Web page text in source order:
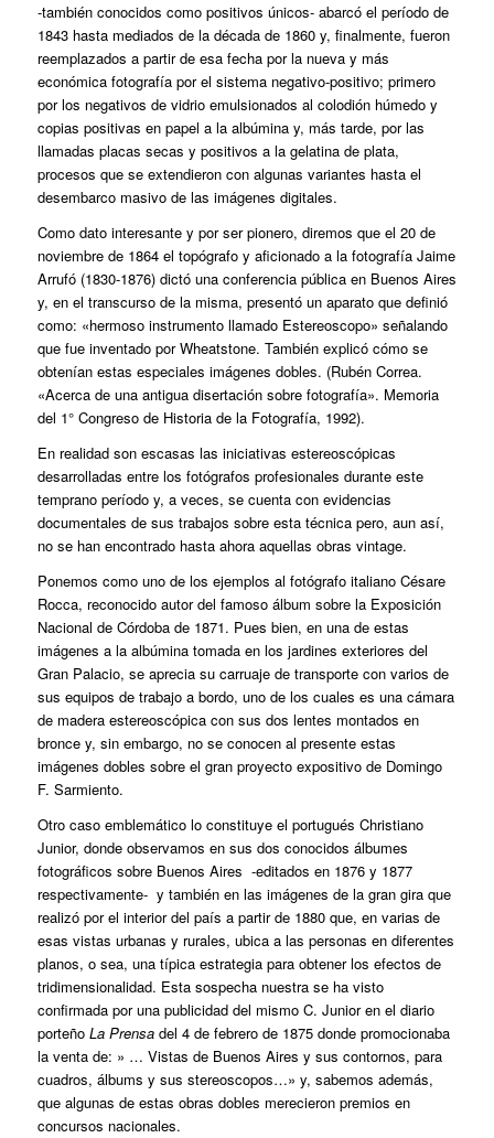
‑también conocidos como positivos únicos‑ abarcó el período de
1843 hasta mediados de la década de 1860 y, finalmente, fueron
reemplazados a partir de esa fecha por la nueva y más
económica fotografía por el sistema negativo-positivo; primero
por los negativos de vidrio emulsionados al colodión húmedo y
copias positivas en papel a la albúmina y, más tarde, por las
llamadas placas secas y positivos a la gelatina de plata,
procesos que se extendieron con algunas variantes hasta el
desembarco masivo de las imágenes digitales.
Como dato interesante y por ser pionero, diremos que el 20 de
noviembre de 1864 el topógrafo y aficionado a la fotografía Jaime
Arrufó (1830-1876) dictó una conferencia pública en Buenos Aires
y, en el transcurso de la misma, presentó un aparato que definió
como: «hermoso instrumento llamado Estereoscopo» señalando
que fue inventado por Wheatstone. También explicó cómo se
obtenían estas especiales imágenes dobles. (Rubén Correa.
«Acerca de una antigua disertación sobre fotografía». Memoria
del 1° Congreso de Historia de la Fotografía, 1992).
En realidad son escasas las iniciativas estereoscópicas
desarrolladas entre los fotógrafos profesionales durante este
temprano período y, a veces, se cuenta con evidencias
documentales de sus trabajos sobre esta técnica pero, aun así,
no se han encontrado hasta ahora aquellas obras vintage.
Ponemos como uno de los ejemplos al fotógrafo italiano Césare
Rocca, reconocido autor del famoso álbum sobre la Exposición
Nacional de Córdoba de 1871. Pues bien, en una de estas
imágenes a la albúmina tomada en los jardines exteriores del
Gran Palacio, se aprecia su carruaje de transporte con varios de
sus equipos de trabajo a bordo, uno de los cuales es una cámara
de madera estereoscópica con sus dos lentes montados en
bronce y, sin embargo, no se conocen al presente estas
imágenes dobles sobre el gran proyecto expositivo de Domingo
F. Sarmiento.
Otro caso emblemático lo constituye el portugués Christiano
Junior, donde observamos en sus dos conocidos álbumes
fotográficos sobre Buenos Aires ‑editados en 1876 y 1877
respectivamente‑ y también en las imágenes de la gran gira que
realizó por el interior del país a partir de 1880 que, en varias de
esas vistas urbanas y rurales, ubica a las personas en diferentes
planos, o sea, una típica estrategia para obtener los efectos de
tridimensionalidad. Esta sospecha nuestra se ha visto
confirmada por una publicidad del mismo C. Junior en el diario
porteño La Prensadel 4 de febrero de 1875 donde promocionaba
la venta de: » … Vistas de Buenos Aires y sus contornos, para
cuadros, álbums y sus stereoscopos…» y, sabemos además,
que algunas de estas obras dobles merecieron premios en
concursos nacionales.